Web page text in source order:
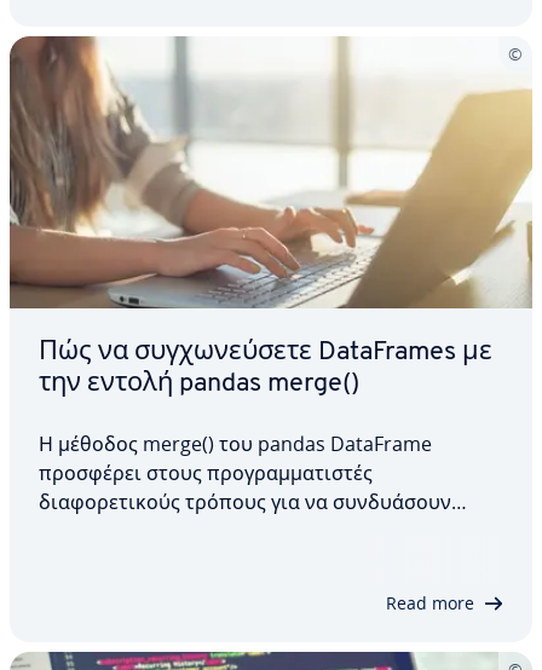
Πώς να συγχωνεύσετε DataFrames με
την εντολή pandas merge()
Η μέθοδος merge() του pandas DataFrame
προσφέρει στους προγραμματιστές
διαφορετικούς τρόπους για να συνδυάσουν
λειτουργιών σύνδεσης για την ανάλυση των
δεδομένων…
Read more